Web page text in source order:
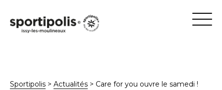
Sportipolis > Actualités > Care for you ouvre le samedi !